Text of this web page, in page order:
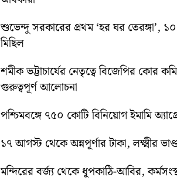
শুভেন্দু সরকারের প্রথম ‘হর ঘর তেরঙ্গা’,
মিছিল
শমীক ভট্টাচার্যের নেতৃত্বে বিজেপির কোর
গুরুত্বপূর্ণ আলোচনা
পশ্চিমবঙ্গে ৭৫০ কোটি বিনিয়োগ ইমামি
১৭ আগস্ট থেকে অন্নপূর্ণার টাকা, লক্ষ্মীর
মন্দিরের বর্জ্য থেকে ধূপকাঠি-আবির,